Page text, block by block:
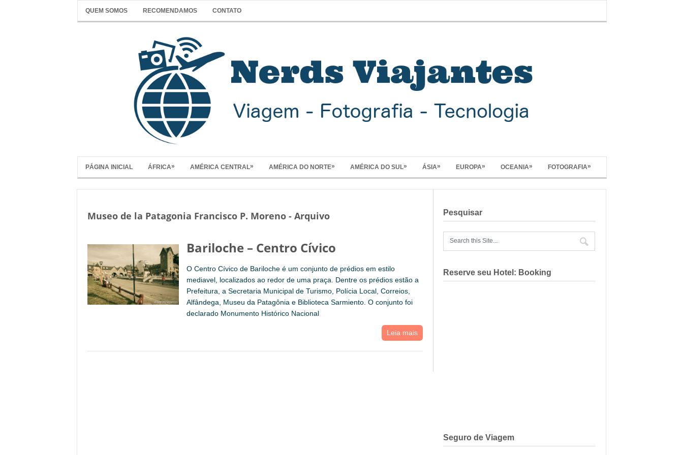
QUEM SOMOS RECOMENDAMOS CONTATO
PÁGINA INICIAL ÁFRICA» AMÉRICA CENTRAL» AMÉRICA DO NORTE» AMÉRICA DO SUL» ÁSIA» EUROPA» OCEANIA» FOTOGRAFIA»
Museo de la Patagonia Francisco P. Moreno - Arquivo
Bariloche – Centro Cívico
O Centro Cívico de Bariloche é um conjunto de prédios em estilo
mediavel, localizados ao redor de uma praça. Dentre os prédios estão a
Prefeitura, a Secretaria Municipal de Turismo, Polícia Local, Correios,
Alfândega, Museu da Patagônia e Biblioteca Sarmiento. O conjunto foi
declarado Monumento Histórico Nacional
Leia mais
Pesquisar
Reserve seu Hotel: Booking
Seguro de Viagem